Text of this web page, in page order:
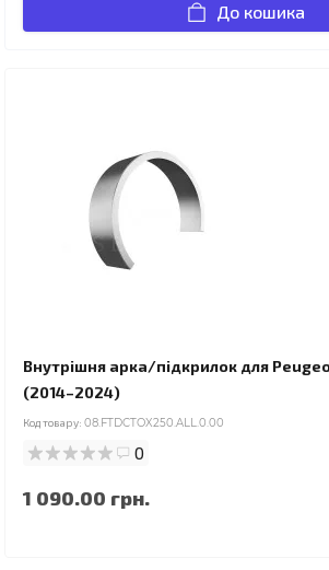
До кошика
Внутрішня арка/підкрилок для
(2014–2024)
Код товару: 08.FTDCTOX250.ALL.0.00
0
1 090.00 грн.